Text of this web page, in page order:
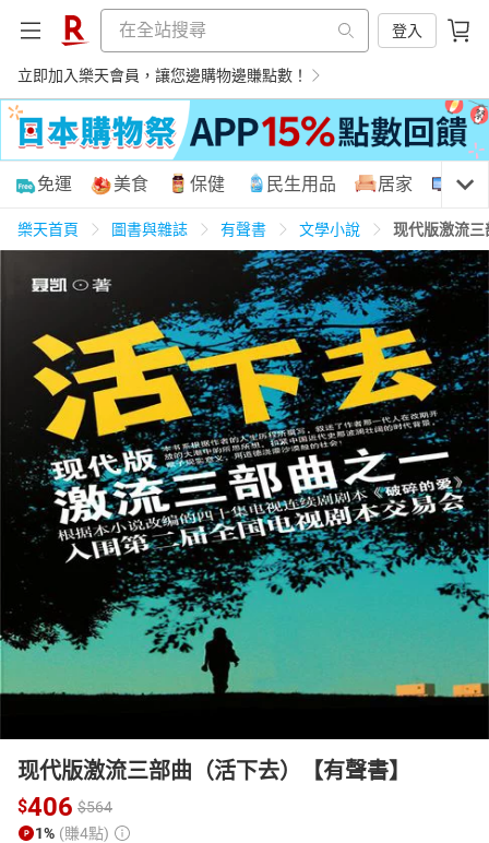
登入
立即加入樂天會員，讓您邊購物邊賺點數！
購物網分類
天天免運 養生保健 民生用品
居家生活 3C家電 運動休閒 親子玩具
女裝 男裝 化妝保養 情趣用品
日本購物 電子/紙本書
HOT
免運 美食 保健 民生用品 居家 3C
樂天首頁 圖書與雜誌 有聲書 文學小說 现代版激流
现代版激流三部曲（活下去）【有聲書】
$406 $564
1% (賺4點)